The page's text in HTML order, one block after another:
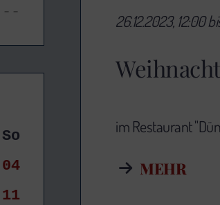
--
So
04
11
26.12.2023, 12:00
im Restaurant
MEHR